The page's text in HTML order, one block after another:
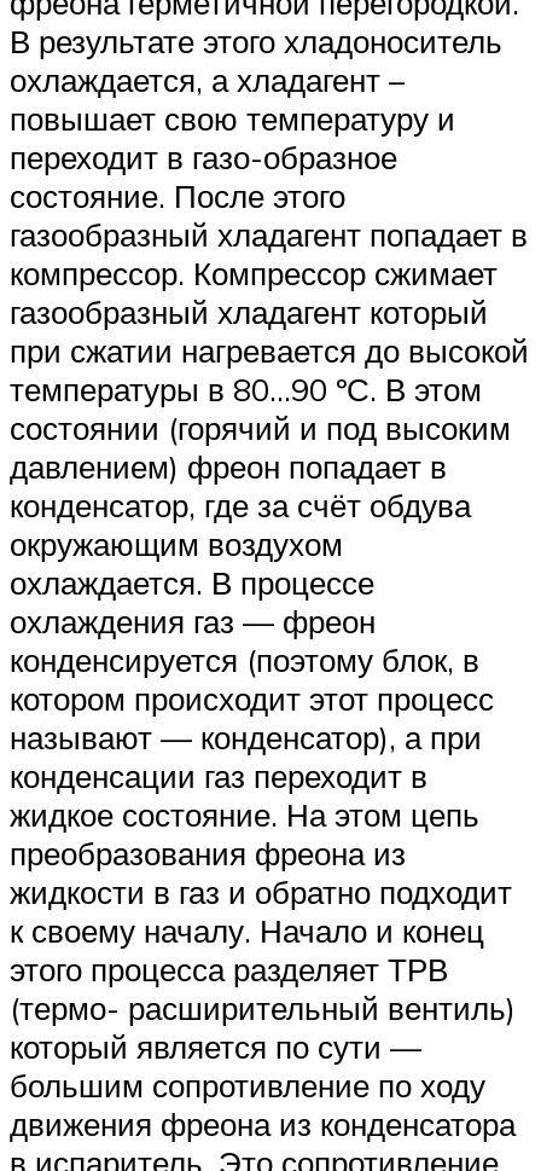
В результате этого хладоноситель
охлаждается, а хладагент –
повышает свою температуру и
переходит в газо-образное
состояние. После этого
газообразный хладагент попадает в
компрессор. Компрессор сжимает
газообразный хладагент который
при сжатии нагревается до высокой
температуры в 80…90 ºС. В этом
состоянии (горячий и под высоким
давлением) фреон попадает в
конденсатор, где за счёт обдува
окружающим воздухом
охлаждается. В процессе
охлаждения газ — фреон
конденсируется (поэтому блок, в
котором происходит этот процесс
называют — конденсатор), а при
конденсации газ переходит в
жидкое состояние. На этом цепь
преобразования фреона из
жидкости в газ и обратно подходит
к своему началу. Начало и конец
этого процесса разделяет ТРВ
(термо- расширительный вентиль)
который является по сути —
большим сопротивление по ходу
движения фреона из конденсатора
в испаритель. Это сопротивление